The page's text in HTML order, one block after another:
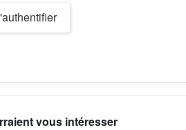
vous intéresser